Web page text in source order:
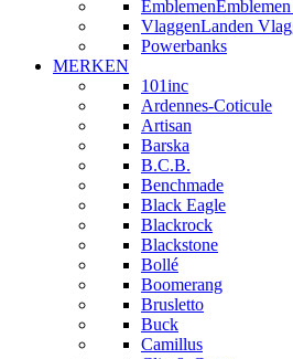
Emblemen
VlaggenLanden
Powerbanks
MERKEN
101inc
Ardennes-Coticule
Artisan
Barska
B.C.B.
Benchmade
Black Eagle
Blackrock
Blackstone
Bollé
Boomerang
Brusletto
Buck
Camillus